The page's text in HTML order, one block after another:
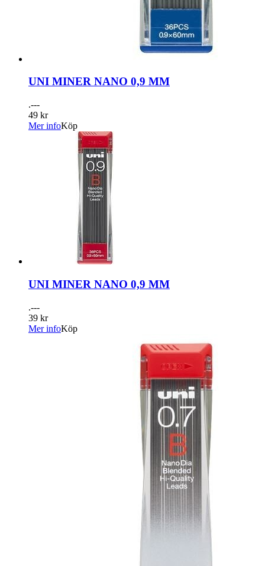
UNI MINER NANO 0,9 MM
.---
49 kr
Mer infoKöp
UNI MINER NANO 0,9 MM
.---
39 kr
Mer infoKöp